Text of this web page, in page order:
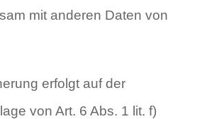
mit anderen Daten von
erfolgt auf der
von Art. 6 Abs. 1 lit. f)